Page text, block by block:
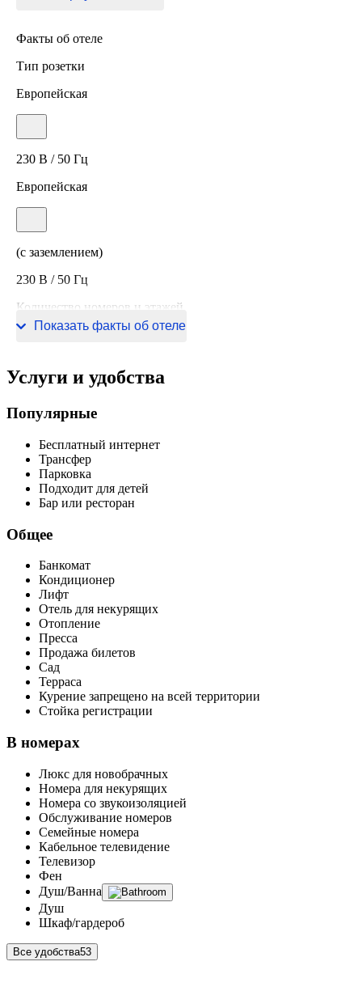
Факты об отеле
Тип розетки
Европейская
230 В / 50 Гц
Европейская
(с заземлением)
230 В / 50 Гц
Количество номеров и этажей
20 номеров, 3 этажа
Показать факты об отеле
Услуги и удобства
Популярные
Бесплатный интернет
Трансфер
Парковка
Подходит для детей
Бар или ресторан
Общее
Банкомат
Кондиционер
Лифт
Отель для некурящих
Отопление
Пресса
Продажа билетов
Сад
Терраса
Курение запрещено на всей территории
Стойка регистрации
В номерах
Люкс для новобрачных
Номера для некурящих
Номера со звукоизоляцией
Обслуживание номеров
Семейные номера
Кабельное телевидение
Телевизор
Фен
Душ/Ванна
Душ
Шкаф/гардероб
Все удобства53